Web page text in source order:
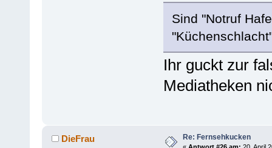
Sind "Notruf
Ihr guckt zur
Mediatheken
DieFrau Re: Fernsehkucken